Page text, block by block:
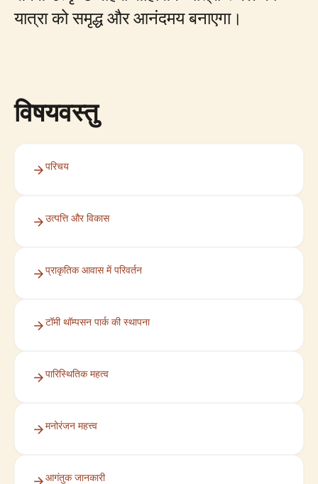
यात्रा को समृद्ध और आनंदमय बनाएगा।
विषयवस्तु
परिचय
उत्पत्ति और विकास
प्राकृतिक आवास में परिवर्तन
टॉमी थॉम्पसन पार्क की स्थापना
पारिस्थितिक महत्व
मनोरंजन महत्त्व
आगंतुक जानकारी